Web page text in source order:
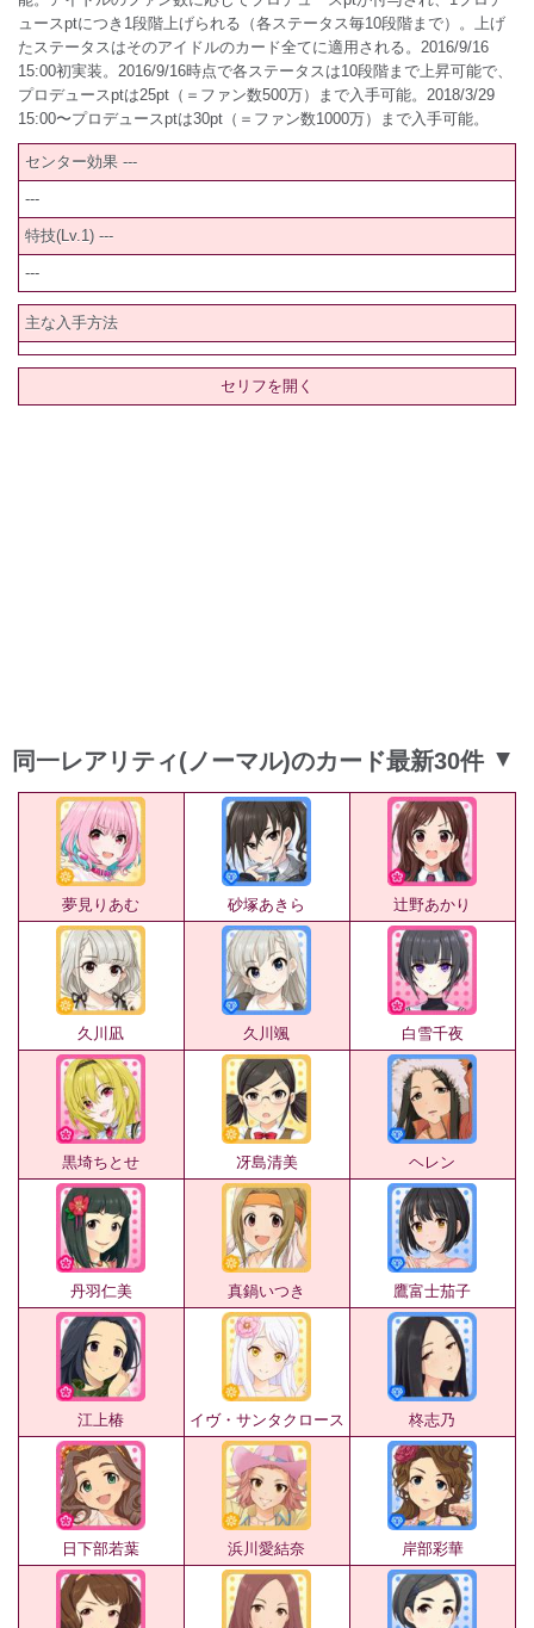
ュースptにつき1段階上げられる（各ステータス毎10段階まで）。上げ
たステータスはそのアイドルのカード全てに適用される。2016/9/16
15:00初実装。2016/9/16時点で各ステータスは10段階まで上昇可能で、
プロデュースptは25pt（＝ファン数500万）まで入手可能。2018/3/29
15:00〜プロデュースptは30pt（＝ファン数1000万）まで入手可能。
センター効果 ---
---
特技(Lv.1) ---
---
主な入手方法
セリフを開く
同一レアリティ(ノーマル)のカード最新30件 ▲
夢見りあむ 砂塚あきら 辻野あかり
久川凪 久川颯 白雪千夜
黒埼ちとせ 冴島清美 ヘレン
丹羽仁美 真鍋いつき 鷹富士茄子
江上椿 イヴ・サンタクロース 柊志乃
日下部若葉 浜川愛結奈 岸部彩華